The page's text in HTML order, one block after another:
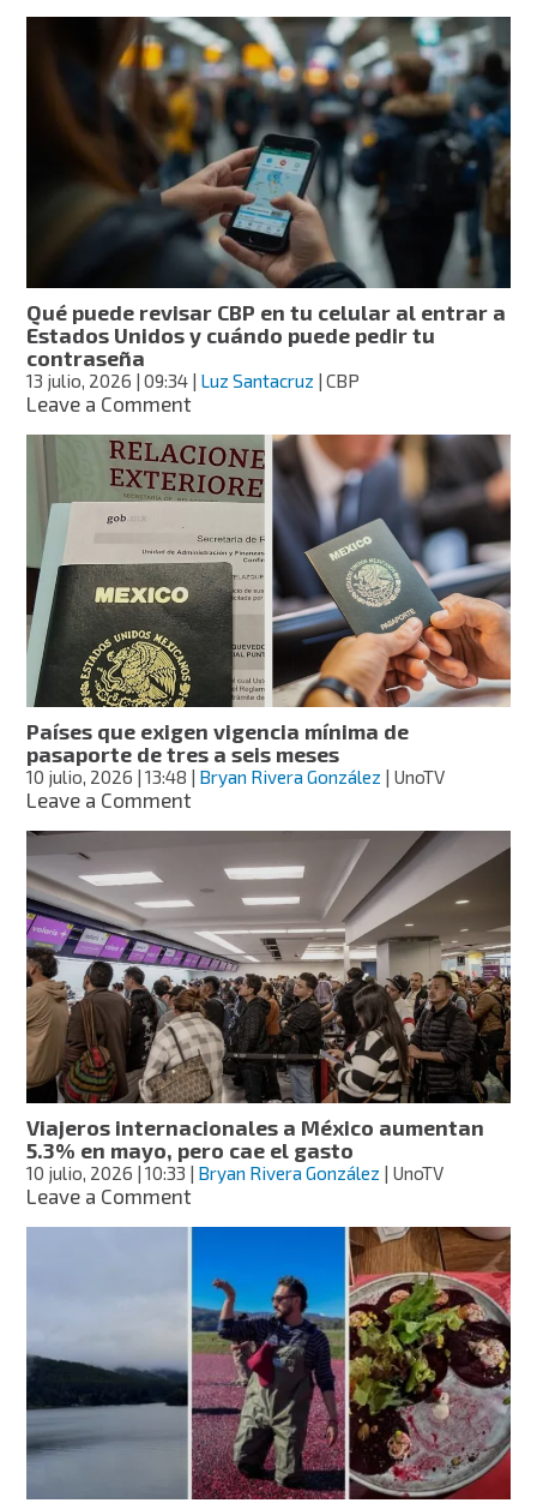
deja
de
vender
productos
y
comienza
a
vender
experiencias
a
los
turistas
extranjeros
Qué puede revisar CBP en tu celular al entrar a
Estados Unidos y cuándo puede pedir tu
contraseña
13 julio, 2026 | 09:34 Luz Santacruz | CBP
Leave a Commenton
puede
revisar
CBP
tu
celular
al
entrar
a
Estados
Unidos
y
cuándo
puede
pedir
contraseña
Países que exigen vigencia mínima de
pasaporte de tres a seis meses
10 julio, 2026 | 13:48 | Bryan Rivera González | UnoTV
Leave a Commenton
exigen
vigencia
mínima
de
pasaporte
de
tres
a
seis
meses
Viajeros internacionales a México aumentan
5.3% en mayo, pero cae el gasto
10 julio, 2026 | 10:33 | Bryan Rivera González | UnoTV
Leave a Commenton
México
aumentan
5.3%
mayo,
pero
cae
el
gasto